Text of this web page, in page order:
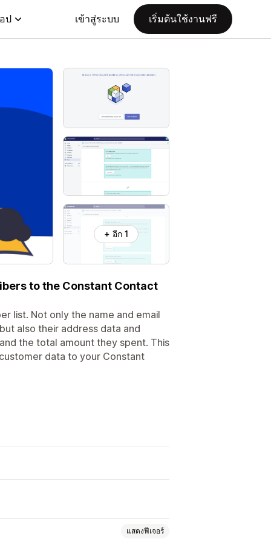
ป เข้าสู่ระบบ เริ่มต้นใช้งานฟรี
+ อีก 1
to the Constant Contact
list. Not only the name and email
also their address data and
the total amount they spent. This
data to your Constant
แสดงฟีเจอร์